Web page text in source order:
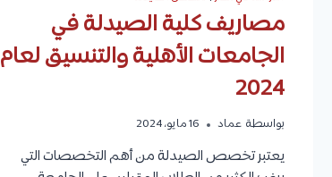
مصاريف كلية الصيدلة في
الجامعات الأهلية والتنسيق لعام
2024
بواسطة عماد 16 مايو، 2024
يعتبر تخصص الصيدلة من أهم التخصصات التي